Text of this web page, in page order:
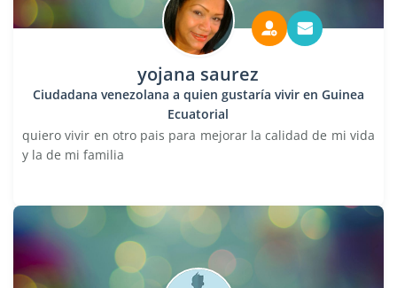
yojana saurez
Ciudadana venezolana a quien gustaría vivir en Guinea
Ecuatorial
quiero vivir en otro pais para mejorar la calidad de mi vida
y la de mi familia